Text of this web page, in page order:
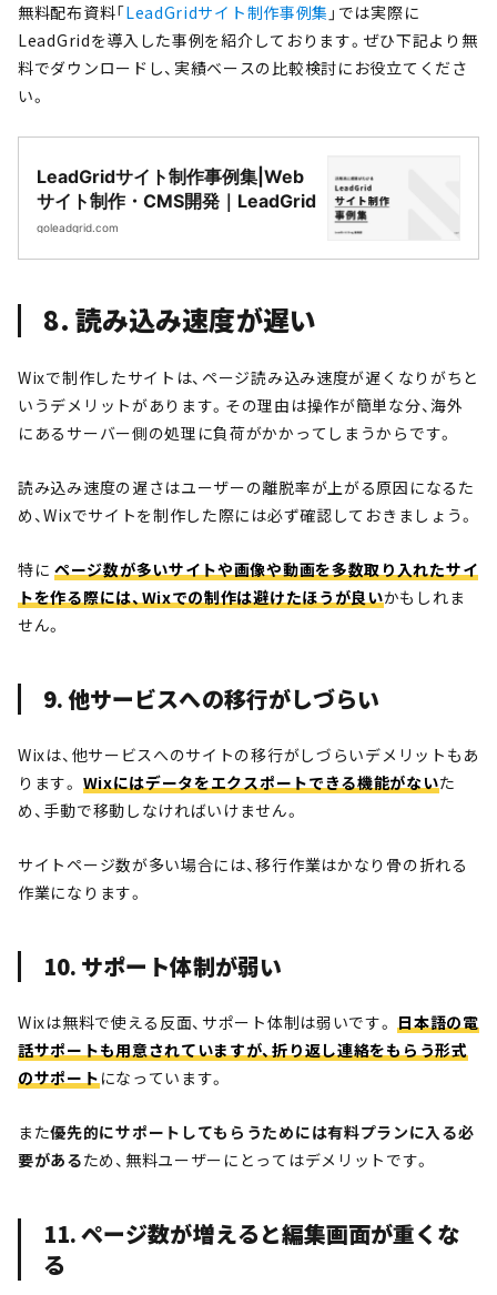
無料配布資料「LeadGridサイト制作事例集 」では実際に
LeadGridを導入した事例を紹介しております。ぜひ下記より無
料でダウンロードし、実績ベースの比較検討にお役立てくださ
い。
LeadGridサイト制作事例集|Web
サイト制作・CMS開発｜LeadGrid
goleadgrid.com
8. 読み込み速度が遅い
Wixで制作したサイトは、ページ読み込み速度が遅くなりがちと
いうデメリットがあります。その理由は操作が簡単な分、海外
にあるサーバー側の処理に負荷がかかってしまうからです。
読み込み速度の遅さはユーザーの離脱率が上がる原因になるた
め、Wixでサイトを制作した際には必ず確認しておきましょう。
特にページ数が多いサイトや画像や動画を多数取り入れたサイ
トを作る際には、Wixでの制作は避けたほうが良いかもしれま
せん。
9. 他サービスへの移行がしづらい
Wixは、他サービスへのサイトの移行がしづらいデメリットもあ
ります。 Wixにはデータをエクスポートできる機能がないた
め、手動で移動しなければいけません。
サイトページ数が多い場合には、移行作業はかなり骨の折れる
作業になります。
10. サポート体制が弱い
Wixは無料で使える反面、サポート体制は弱いです。日本語の電
話サポートも用意されていますが、折り返し連絡をもらう形式
のサポートになっています。
また優先的にサポートしてもらうためには有料プランに入る必
要があるため、無料ユーザーにとってはデメリットです。
11. ページ数が増えると編集画面が重くな
る